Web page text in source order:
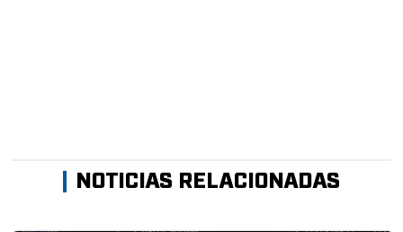
NOTICIAS RELACIONADAS